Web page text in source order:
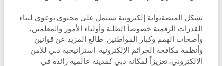
تشكل المنصةبوابة إلكترونية تشتمل على محتوى توعوي لبناء
القدرات الرقمية خصوصاً الطلبة وأولياء الأمور والمعلمين،
وأصحاب الهمم وكبار المواطنين. طالع المزيد عن قوانين
وأنظمة مكافحة الجرائم الإلكترونية. استراتيجية دبي للأمن
الالكتروني، تعزيزاً لمكانة دبي كمدينة عالمية رائدة في